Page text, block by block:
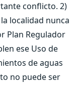
conflicto. 2)
localidad nunca
Plan Regulador
ese Uso de
de aguas
no puede ser